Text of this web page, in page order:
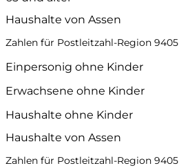
Haushalte von Assen
Zahlen für Postleitzahl-Region 9405
Einpersonig ohne Kinder
Erwachsene ohne Kinder
Haushalte ohne Kinder
Haushalte von Assen
Zahlen für Postleitzahl-Region 9405